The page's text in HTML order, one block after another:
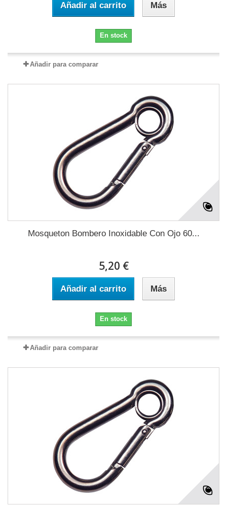
Añadir al carrito Más
En stock
Añadir para comparar
Mosqueton Bombero Inoxidable Con Ojo 60...
5,20 €
Añadir al carrito Más
En stock
Añadir para comparar